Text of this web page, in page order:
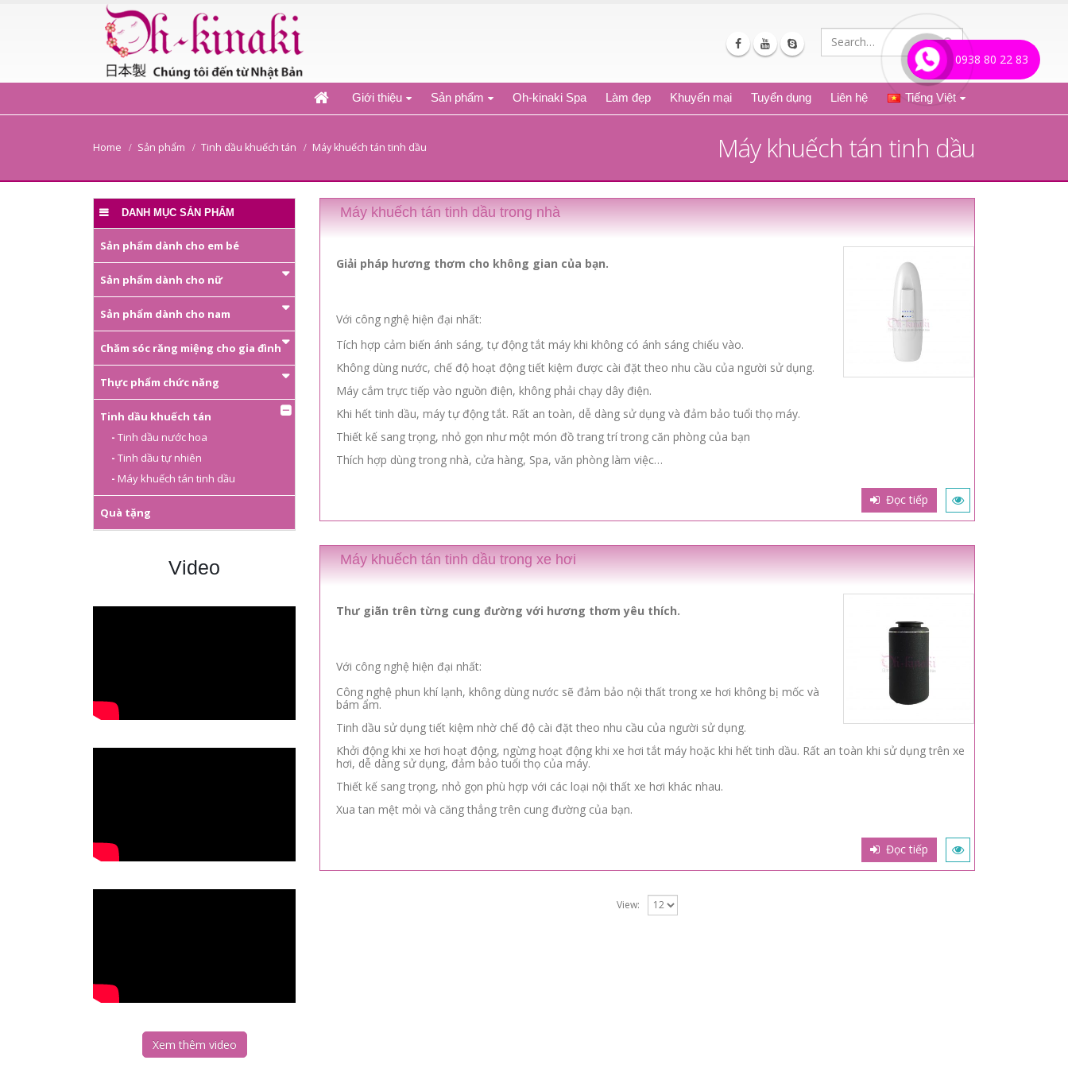
Giới thiệu Sản phẩm Oh-kinaki Spa Làm đẹp Khuyến mại Tuyển dụng Liên hệ Tiếng Việt
Máy khuếch tán tinh dầu
Home Sản phẩm Tinh dầu khuếch tán Máy khuếch tán tinh dầu
Máy khuếch tán tinh dầu trong nhà
Giải pháp hương thơm cho không gian của bạn.
Với công nghệ hiện đại nhất:
Tích hợp cảm biến ánh sáng, tự động tắt máy khi không có ánh sáng chiếu vào.
Không dùng nước, chế độ hoạt động tiết kiệm được cài đặt theo nhu cầu của người sử dụng.
Máy cắm trực tiếp vào nguồn điện, không phải chạy dây điện.
Khi hết tinh dầu, máy tự động tắt. Rất an toàn, dễ dàng sử dụng và đảm bảo tuổi thọ máy.
Thiết kế sang trọng, nhỏ gọn như một món đồ trang trí trong căn phòng của bạn
Thích hợp dùng trong nhà, cửa hàng, Spa, văn phòng làm việc…
Đọc tiếp
Máy khuếch tán tinh dầu trong xe hơi
Thư giãn trên từng cung đường với hương thơm yêu thích.
Với công nghệ hiện đại nhất:
Công nghệ phun khí lạnh, không dùng nước sẽ đảm bảo nội thất trong xe hơi không bị mốc và
bám ẩm.
Tinh dầu sử dụng tiết kiệm nhờ chế độ cài đặt theo nhu cầu của người sử dụng.
Khởi động khi xe hơi hoạt động, ngừng hoạt động khi xe hơi tắt máy hoặc khi hết tinh dầu. Rất an toàn khi sử dụng trên xe
hơi, dễ dàng sử dụng, đảm bảo tuổi thọ của máy.
Thiết kế sang trọng, nhỏ gọn phù hợp với các loại nội thất xe hơi khác nhau.
Xua tan mệt mỏi và căng thẳng trên cung đường của bạn.
Đọc tiếp
View:
DANH MỤC SẢN PHẨM
Sản phẩm dành cho em bé
Sản phẩm dành cho nữ
Sản phẩm dành cho nam
Chăm sóc răng miệng cho gia đình
Thực phẩm chức năng
Tinh dầu khuếch tán
Tinh dầu nước hoa
Tinh dầu tự nhiên
Máy khuếch tán tinh dầu
Quà tặng
Video
Xem thêm video
0938 80 22 83